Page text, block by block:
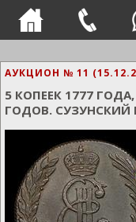
АУКЦИОН № 11
5 КОПЕЕК 1777
ГОДОВ.